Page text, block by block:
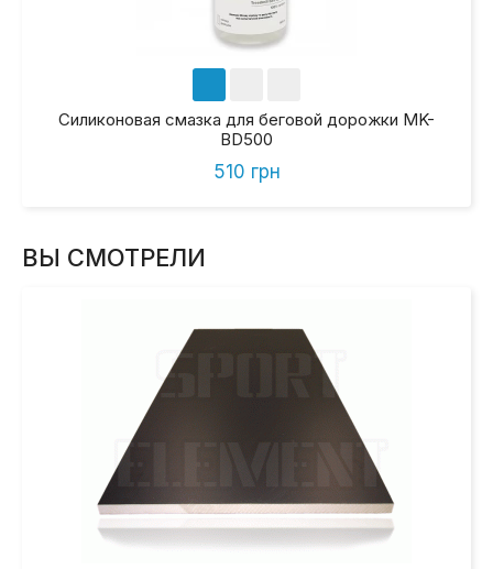
Силиконовая смазка для беговой дорожки MK-
BD500
510 грн
ВЫ СМОТРЕЛИ